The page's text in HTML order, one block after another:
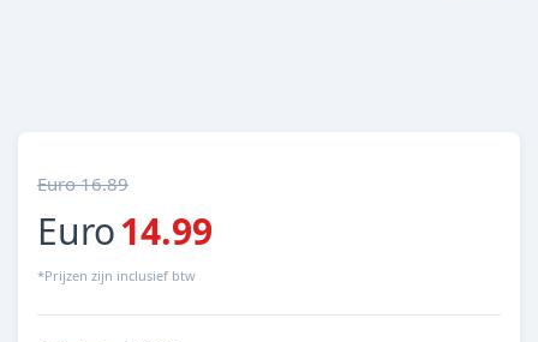
Euro 16.89
Euro14.99
*Prijzen zijn inclusief btw